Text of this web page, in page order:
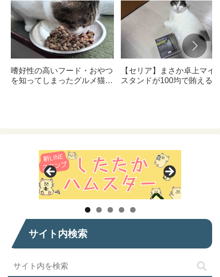
嗜好性の高いフード・おやつ
を知ってしまったグルメ猫の
【セリア】まさか卓上マイ
スタンドが100均で賄えるな
サイト内検索